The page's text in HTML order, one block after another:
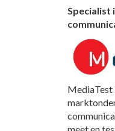
Specialist
MediaTest